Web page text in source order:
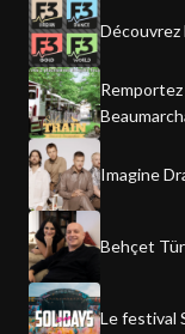
Découvrez
Imagine
Behçet
Le festival